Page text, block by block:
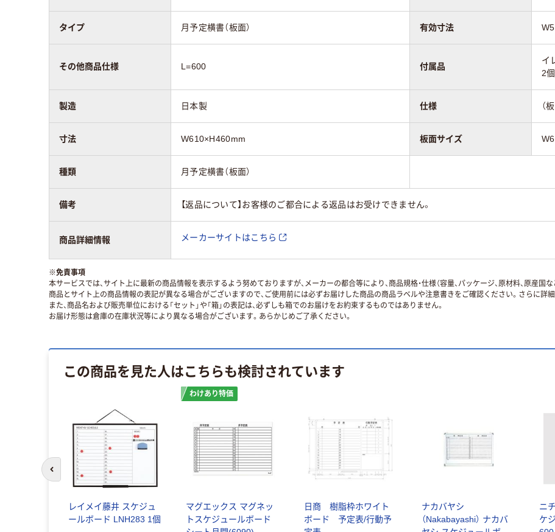
タイプ 月予定横書（板面） 有効寸法
その他商品仕様 L=600 付属品
イ
2
製造 日本製 仕様 （
寸法 W610×H460mm 板面サイズ
種類 月予定横書（板面）
備考 【返品について】お客様のご都合による返品はお受けできません。
商品詳細情報 メーカーサイトはこちら
※免責事項
本サービスでは、サイト上に最新の商品情報を表示するよう努めておりますが、メーカーの都合等により、商品規格・仕様（容量、パッケージ、原材料、原産国
商品とサイト上の商品情報の表記が異なる場合がございますので、ご使用前には必ずお届けした商品の商品ラベルや注意書きをご確認ください。さらに詳
また、商品名および販売単位における「セット」や「箱」の表記は、必ずしも箱でのお届けをお約束するものではありません。
お届け形態は倉庫の在庫状況等により異なる場合がございます。あらかじめご了承ください。
この商品を見た人はこちらも検討されています
レイメイ藤井 スケジュ
ールボード LNH283 1個
わけあり特価
マグエックス マグネッ
トスケジュールボード
日商 樹脂枠ホワイト
ボード 予定表/行動予
ナカバヤシ
（Nakabayashi） ナカバ
ニ
ケ
前のスライドへ